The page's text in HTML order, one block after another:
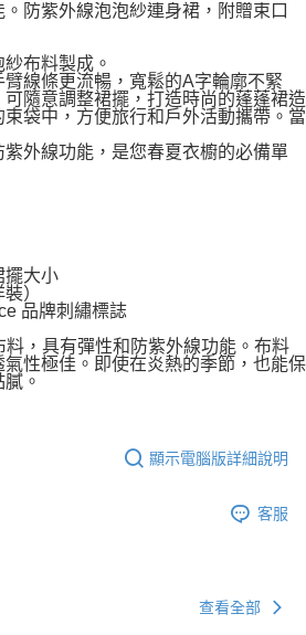
防紫外線泡泡紗連身裙，附贈束口
布料製成。
線條更流暢，寬鬆的A字輪廓不緊
隨意調整裙擺，打造時尚的蓬蓬裙造
袋中，方便旅行和戶外活動攜帶。當
外線功能，是您春夏衣櫥的必備單
擺大小
）
品牌刺繡標誌
，具有彈性和防紫外線功能。布料
性極佳。即使在炎熱的季節，也能保
。
顯示電腦版詳細說明
客服
查看全部